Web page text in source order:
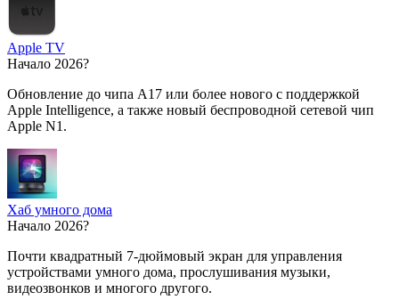
Apple TV
Начало 2026?
Обновление до чипа A17 или более нового с поддержкой
Apple Intelligence, а также новый беспроводной сетевой чип
Apple N1.
Хаб умного дома
Начало 2026?
Почти квадратный 7-дюймовый экран для управления
устройствами умного дома, прослушивания музыки,
видеозвонков и многого другого.